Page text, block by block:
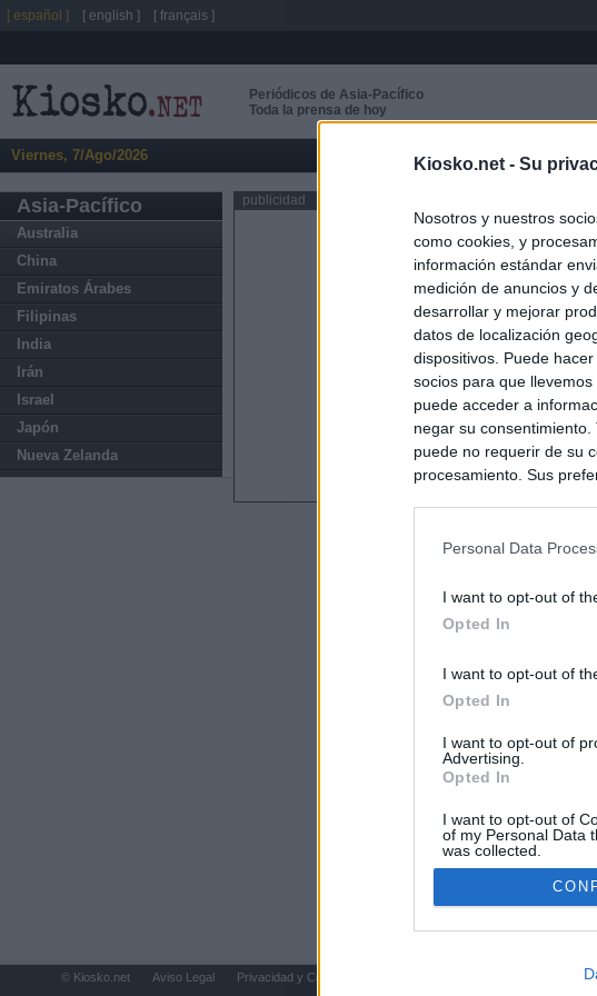
Kiosko.net - Su
Nosotros y nuestros
como cookies, y
información estándar
medición de anuncios y
desarrollar y mejorar
datos de localización
dispositivos. Puede
socios para que
puede acceder a
negar su
puede no requerir de su
procesamiento. Sus
Personal Data
I want to opt-out of
Opted In
I want to opt-out of
Opted In
I want to opt-out of
Advertising.
Opted In
I want to opt-out of
of my Personal Data
was collected.
Opted In
Periódicos de Asia-Pacífico
Toda la prensa de hoy
Viernes, 7/Ago/2026
Asia-Pacífico
Australia
China
Emiratos Árabes
Filipinas
India
Irán
Israel
Japón
Nueva Zelanda
publicidad
Últimas noticias
España mantiene la alerta en
Vox eleva la presión sobre el
Qué fácil es odiar a los
Tatuajes, cicatrices y ADN:
la tragedia de Ceuta
Herencia del escándalo
pública que compró el ático de
Ayuso o la embriaguez de la
[ español ] [ english ] [ français ]
© Kiosko.net Aviso Legal Privacidad y Cookies